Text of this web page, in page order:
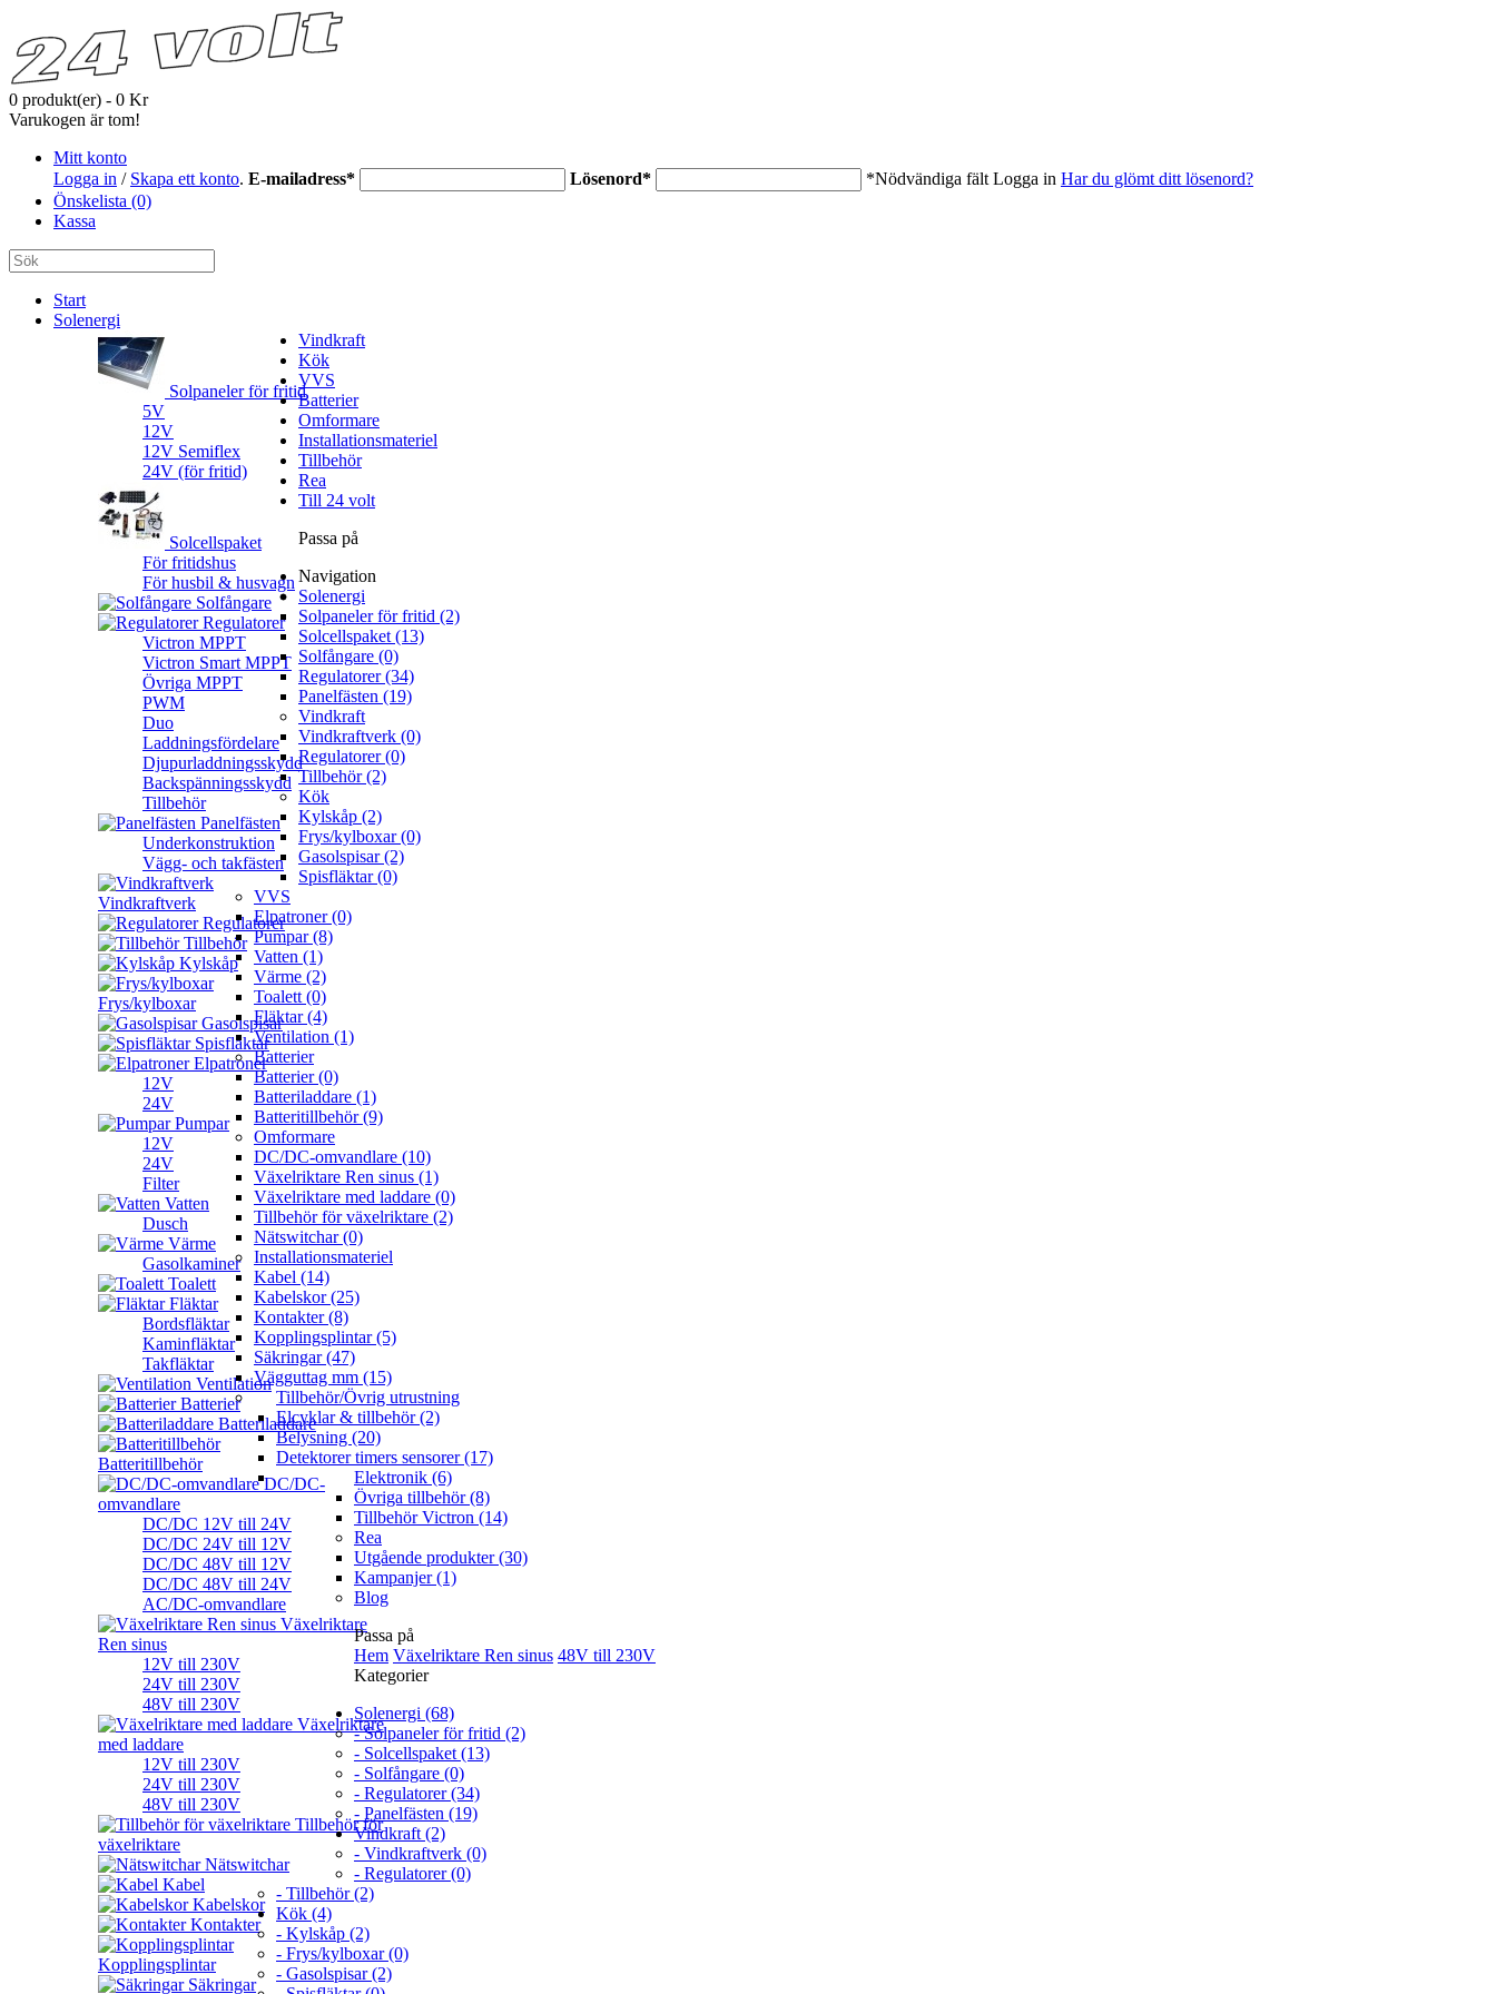
0 produkt(er) - 0 Kr
Varukogen är tom!
Mitt konto
Logga in / Skapa ett konto. E-mailadress* Lösenord* *Nödvändiga fält Logga in Har du glömt ditt lösenord?
Önskelista (0)
Kassa
Start
Solenergi
Solpaneler för fritid
5V
12V
12V Semiflex
24V (för fritid)
Solcellspaket
För fritidshus
För husbil & husvagn
Solfångare
Regulatorer
Victron MPPT
Victron Smart MPPT
Övriga MPPT
PWM
Duo
Laddningsfördelare
Djupurladdningsskydd
Backspänningsskydd
Tillbehör
Panelfästen
Underkonstruktion
Vägg- och takfästen
Vindkraft
Vindkraftverk
Regulatorer
Tillbehör
Kök
Kylskåp
Frys/kylboxar
Gasolspisar
Spisfläktar
VVS
Elpatroner
12V
24V
Pumpar
12V
24V
Filter
Vatten
Dusch
Värme
Gasolkaminer
Toalett
Fläktar
Bordsfläktar
Kaminfläktar
Takfläktar
Ventilation
Batterier
Batterier
Batteriladdare
Batteritillbehör
Omformare
DC/DC-
omvandlare
DC/DC 12V till 24V
DC/DC 24V till 12V
DC/DC 48V till 12V
DC/DC 48V till 24V
AC/DC-omvandlare
Växelriktare
Ren sinus
12V till 230V
24V till 230V
48V till 230V
Växelriktare
med laddare
12V till 230V
24V till 230V
48V till 230V
Tillbehör för
växelriktare
Nätswitchar
Installationsmateriel
Kabel
Kabelskor
Kontakter
Kopplingsplintar
Säkringar
Tillbehör
Rea
Till 24 volt
Passa på
Navigation
Solenergi
Solpaneler för fritid (2)
Solcellspaket (13)
Solfångare (0)
Regulatorer (34)
Panelfästen (19)
Vindkraft
Vindkraftverk (0)
Regulatorer (0)
Tillbehör (2)
Kök
Kylskåp (2)
Frys/kylboxar (0)
Gasolspisar (2)
Spisfläktar (0)
VVS
Elpatroner (0)
Pumpar (8)
Vatten (1)
Värme (2)
Toalett (0)
Fläktar (4)
Ventilation (1)
Batterier
Batterier (0)
Batteriladdare (1)
Batteritillbehör (9)
Omformare
DC/DC-omvandlare (10)
Växelriktare Ren sinus (1)
Växelriktare med laddare (0)
Tillbehör för växelriktare (2)
Nätswitchar (0)
Installationsmateriel
Kabel (14)
Kabelskor (25)
Kontakter (8)
Kopplingsplintar (5)
Säkringar (47)
Vägguttag mm (15)
Tillbehör/Övrig utrustning
Elcyklar & tillbehör (2)
Belysning (20)
Detektorer timers sensorer (17)
Elektronik (6)
Övriga tillbehör (8)
Tillbehör Victron (14)
Rea
Utgående produkter (30)
Kampanjer (1)
Blog
Passa på
Hem Växelriktare Ren sinus 48V till 230V
Kategorier
Solenergi (68)
- Solpaneler för fritid (2)
- Solcellspaket (13)
- Solfångare (0)
- Regulatorer (34)
- Panelfästen (19)
Vindkraft (2)
- Vindkraftverk (0)
- Regulatorer (0)
- Tillbehör (2)
Kök (4)
- Kylskåp (2)
- Frys/kylboxar (0)
- Gasolspisar (2)